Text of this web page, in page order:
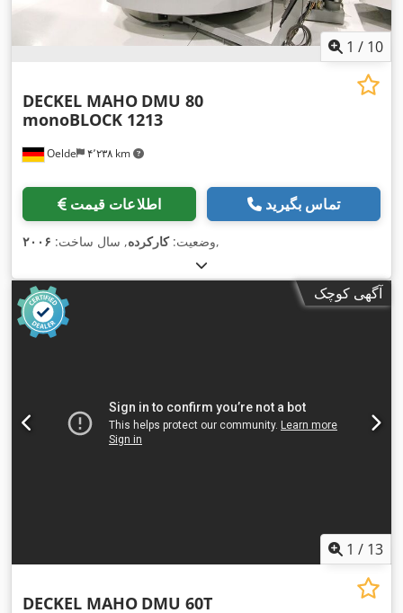
1 / 10
Oelde ۴٬۲۳۸ km
DECKEL MAHO DMU 80
monoBLOCK 1213
اطلاعات قیمت تماس بگیرید
وضعیت:کارکرده, سال ساخت: ۲۰۰۶ ,
آگهی کوچک
1 / 13
DECKEL MAHO DMU 60T